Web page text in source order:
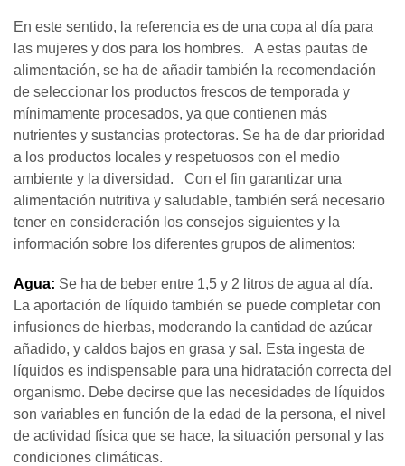
En este sentido, la referencia es de una copa al día para
las mujeres y dos para los hombres. A estas pautas de
alimentación, se ha de añadir también la recomendación
de seleccionar los productos frescos de temporada y
mínimamente procesados, ya que contienen más
nutrientes y sustancias protectoras. Se ha de dar prioridad
a los productos locales y respetuosos con el medio
ambiente y la diversidad. Con el fin garantizar una
alimentación nutritiva y saludable, también será necesario
tener en consideración los consejos siguientes y la
información sobre los diferentes grupos de alimentos:
Agua: Se ha de beber entre 1,5 y 2 litros de agua al día.
La aportación de líquido también se puede completar con
infusiones de hierbas, moderando la cantidad de azúcar
añadido, y caldos bajos en grasa y sal. Esta ingesta de
líquidos es indispensable para una hidratación correcta del
organismo. Debe decirse que las necesidades de líquidos
son variables en función de la edad de la persona, el nivel
de actividad física que se hace, la situación personal y las
condiciones climáticas.